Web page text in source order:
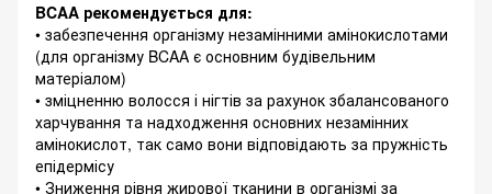
BCAA рекомендується для:
• забезпечення організму незамінними амінокислотами
(для організму BCAA є основним будівельним
матеріалом)
• зміцненню волосся і нігтів за рахунок збалансованого
харчування та надходження основних незамінних
амінокислот, так само вони відповідають за пружність
епідермісу
• Зниження рівня жирової тканини в організмі за